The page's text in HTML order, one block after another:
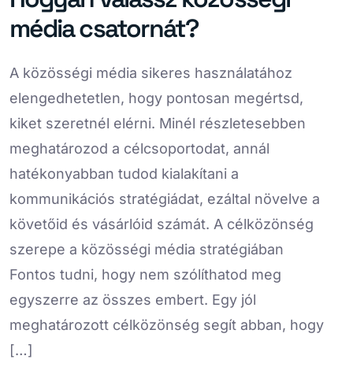
média csatornát?
A közösségi média sikeres használatához
elengedhetetlen, hogy pontosan megértsd,
kiket szeretnél elérni. Minél részletesebben
meghatározod a célcsoportodat, annál
hatékonyabban tudod kialakítani a
kommunikációs stratégiádat, ezáltal növelve a
követőid és vásárlóid számát. A célközönség
szerepe a közösségi média stratégiában
Fontos tudni, hogy nem szólíthatod meg
egyszerre az összes embert. Egy jól
meghatározott célközönség segít abban, hogy
[…]